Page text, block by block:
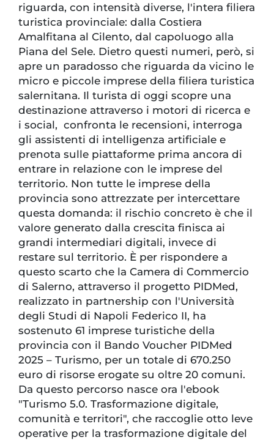
riguarda, con intensità diverse, l'intera filiera
turistica provinciale: dalla Costiera
Amalfitana al Cilento, dal capoluogo alla
Piana del Sele. Dietro questi numeri, però, si
apre un paradosso che riguarda da vicino le
micro e piccole imprese della filiera turistica
salernitana. Il turista di oggi scopre una
destinazione attraverso i motori di ricerca e
i social, confronta le recensioni, interroga
gli assistenti di intelligenza artificiale e
prenota sulle piattaforme prima ancora di
entrare in relazione con le imprese del
territorio. Non tutte le imprese della
provincia sono attrezzate per intercettare
questa domanda: il rischio concreto è che il
valore generato dalla crescita finisca ai
grandi intermediari digitali, invece di
restare sul territorio. È per rispondere a
questo scarto che la Camera di Commercio
di Salerno, attraverso il progetto PIDMed,
realizzato in partnership con l'Università
degli Studi di Napoli Federico II, ha
sostenuto 61 imprese turistiche della
provincia con il Bando Voucher PIDMed
2025 – Turismo, per un totale di 670.250
euro di risorse erogate su oltre 20 comuni.
Da questo percorso nasce ora l'ebook
"Turismo 5.0. Trasformazione digitale,
comunità e territori", che raccoglie otto leve
operative per la trasformazione digitale del